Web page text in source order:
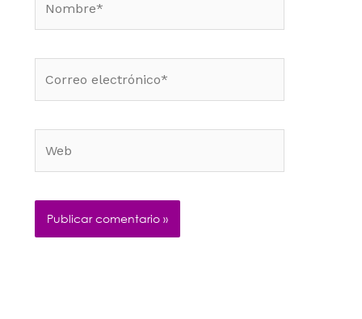
electrónico*